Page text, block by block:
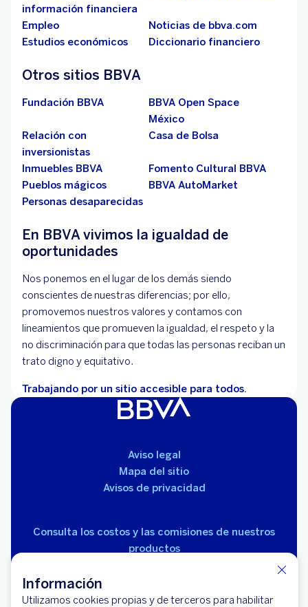
Información
Utilizamos cookies propias y de terceros para habilitar
información financiera
Empleo
Noticias de bbva.com
Estudios económicos
Diccionario financiero
Otros sitios BBVA
Fundación BBVA
BBVA Open Space
México
Relación con
inversionistas
Casa de Bolsa
Inmuebles BBVA
Fomento Cultural BBVA
Pueblos mágicos
BBVA AutoMarket
Personas desaparecidas
En BBVA vivimos la igualdad de
oportunidades
Nos ponemos en el lugar de los demás siendo
conscientes de nuestras diferencias; por ello,
promovemos nuestros valores y contamos con
lineamientos que promueven la igualdad, el respeto y la
no discriminación para que todas las personas reciban un
trato digno y equitativo.
Trabajando por un sitio accesible para todos.
Aviso legal
Mapa del sitio
Avisos de privacidad
Consulta los costos y las comisiones de nuestros
productos